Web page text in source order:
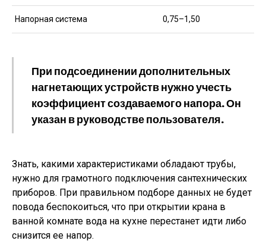
Напорная система 0,75–1,50
При подсоединении дополнительных
нагнетающих устройств нужно учесть
коэффициент создаваемого напора. Он
указан в руководстве пользователя.
Знать, какими характеристиками обладают трубы,
нужно для грамотного подключения сантехнических
приборов. При правильном подборе данных не будет
повода беспокоиться, что при открытии крана в
ванной комнате вода на кухне перестанет идти либо
снизится ее напор.